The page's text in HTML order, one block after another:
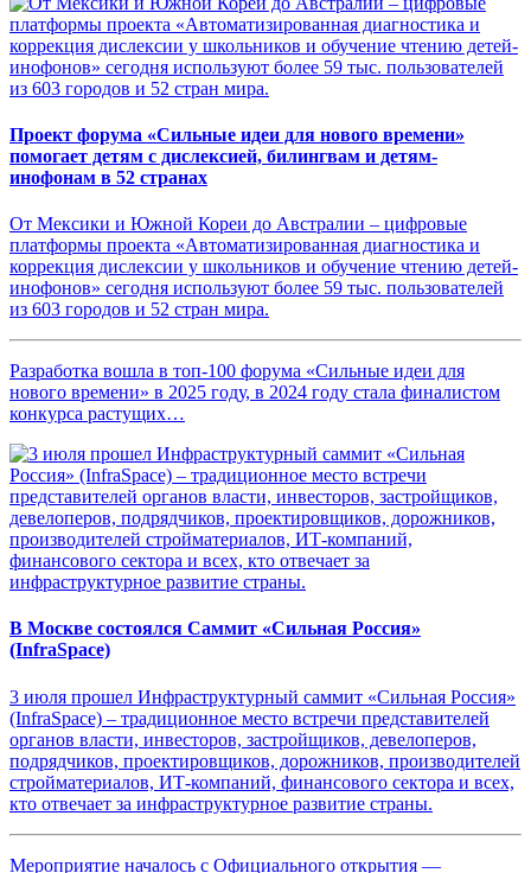
Проект форума «Сильные идеи для нового времени»
помогает детям с дислексией, билингвам и детям-
инофонам в 52 странах
От Мексики и Южной Кореи до Австралии – цифровые
платформы проекта «Автоматизированная диагностика и
коррекция дислексии у школьников и обучение чтению детей-
инофонов» сегодня используют более 59 тыс. пользователей
из 603 городов и 52 стран мира.
Разработка вошла в топ-100 форума «Сильные идеи для
нового времени» в 2025 году, в 2024 году стала финалистом
конкурса растущих…
В Москве состоялся Саммит «Сильная Россия»
(InfraSpace)
3 июля прошел Инфраструктурный саммит «Сильная Россия»
(InfraSpace) – традиционное место встречи представителей
органов власти, инвесторов, застройщиков, девелоперов,
подрядчиков, проектировщиков, дорожников, производителей
стройматериалов, ИТ-компаний, финансового сектора и всех,
кто отвечает за инфраструктурное развитие страны.
Мероприятие началось с Официального открытия —